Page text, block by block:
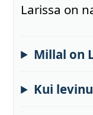
Larissa on
Millal on
Kui